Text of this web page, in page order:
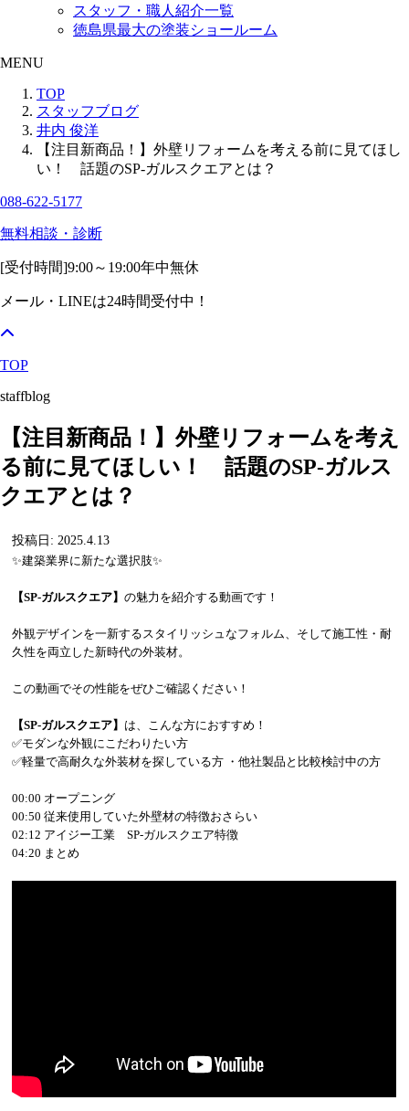
スタッフ・職人紹介一覧
徳島県最大の塗装ショールーム
MENU
TOP
スタッフブログ
井内 俊洋
【注目新商品！】外壁リフォームを考える前に見てほし
い！ 話題のSP-ガルスクエアとは？
088-622-5177
無料相談・診断
[受付時間]9:00～19:00年中無休
メール・LINEは24時間受付中！
TOP
staffblog
【注目新商品！】外壁リフォームを考え
る前に見てほしい！ 話題のSP-ガルス
クエアとは？
投稿日: 2025.4.13
✨建築業界に新たな選択肢✨
【SP-ガルスクエア】の魅力を紹介する動画です！
外観デザインを一新するスタイリッシュなフォルム、そして施工性・耐
久性を両立した新時代の外装材。
この動画でその性能をぜひご確認ください！
【SP-ガルスクエア】 は、こんな方におすすめ！
✅モダンな外観にこだわりたい方
✅軽量で高耐久な外装材を探している方 ・他社製品と比較検討中の方
00:00 オープニング
00:50 従来使用していた外壁材の特徴おさらい
02:12 アイジー工業 SP-ガルスクエア特徴
04:20 まとめ